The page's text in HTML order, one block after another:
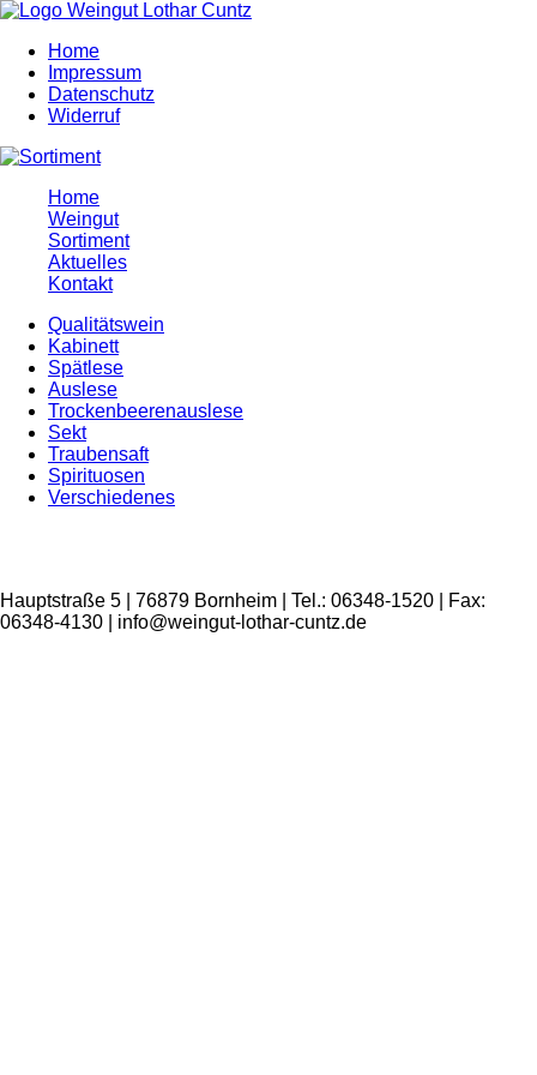
Home
Impressum
Datenschutz
Widerruf
Home
Weingut
Sortiment
Aktuelles
Kontakt
Qualitätswein
Kabinett
Spätlese
Auslese
Trockenbeerenauslese
Sekt
Traubensaft
Spirituosen
Verschiedenes
Hauptstraße 5 | 76879 Bornheim | Tel.: 06348-1520 | Fax:
06348-4130 | info@weingut-lothar-cuntz.de